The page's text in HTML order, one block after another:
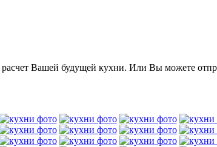
Вашей будущей кухни. Или Вы можете